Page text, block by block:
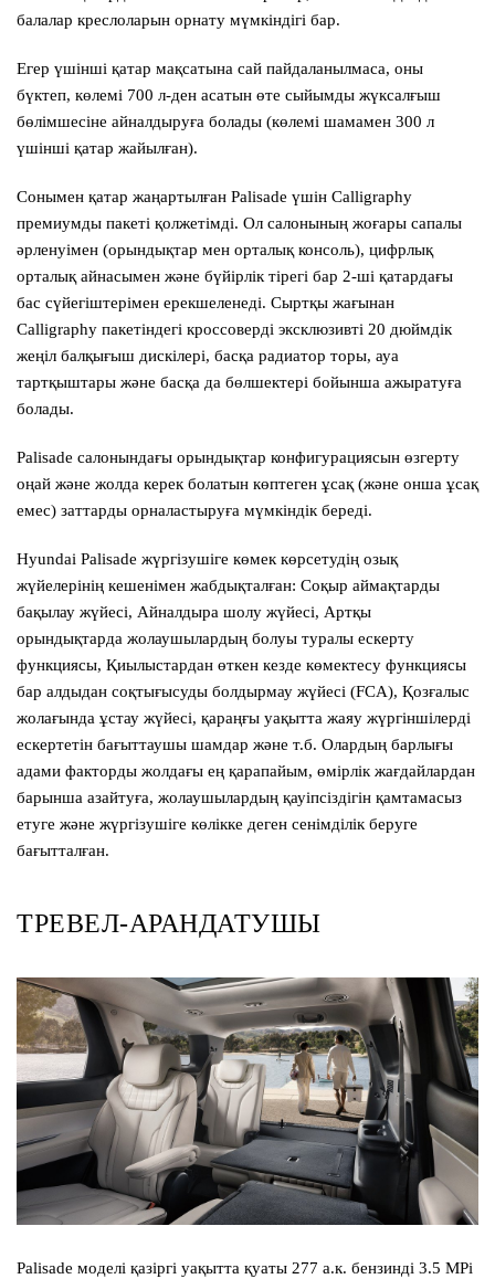
балалар креслоларын орнату мүмкіндігі бар.
Егер үшінші қатар мақсатына сай пайдаланылмаса, оны
бүктеп, көлемі 700 л-ден асатын өте сыйымды жүксалғыш
бөлімшесіне айналдыруға болады (көлемі шамамен 300 л
үшінші қатар жайылған).
Сонымен қатар жаңартылған Palisade үшін Calligraphy
премиумды пакеті қолжетімді. Ол салонының жоғары сапалы
әрленуімен (орындықтар мен орталық консоль), цифрлық
орталық айнасымен және бүйірлік тірегі бар 2-ші қатардағы
бас сүйегіштерімен ерекшеленеді. Сыртқы жағынан
Calligraphy пакетіндегі кроссоверді эксклюзивті 20 дюймдік
жеңіл балқығыш дискілері, басқа радиатор торы, ауа
тартқыштары және басқа да бөлшектері бойынша ажыратуға
болады.
Palisade салонындағы орындықтар конфигурациясын өзгерту
оңай және жолда керек болатын көптеген ұсақ (және онша ұсақ
емес) заттарды орналастыруға мүмкіндік береді.
Hyundai Palisade жүргізушіге көмек көрсетудің озық
жүйелерінің кешенімен жабдықталған: Соқыр аймақтарды
бақылау жүйесі, Айналдыра шолу жүйесі, Артқы
орындықтарда жолаушылардың болуы туралы ескерту
функциясы, Қиылыстардан өткен кезде көмектесу функциясы
бар алдыдан соқтығысуды болдырмау жүйесі (FCA), Қозғалыс
жолағында ұстау жүйесі, қараңғы уақытта жаяу жүргіншілерді
ескертетін бағыттаушы шамдар және т.б. Олардың барлығы
адами факторды жолдағы ең қарапайым, өмірлік жағдайлардан
барынша азайтуға, жолаушылардың қауіпсіздігін қамтамасыз
етуге және жүргізушіге көлікке деген сенімділік беруге
бағытталған.
ТРЕВЕЛ-АРАНДАТУШЫ
Palisade моделі қазіргі уақытта қуаты 277 а.к. бензинді 3.5 MPi